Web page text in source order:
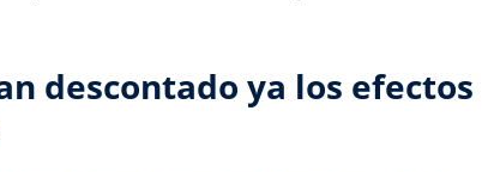
descontado ya los efectos